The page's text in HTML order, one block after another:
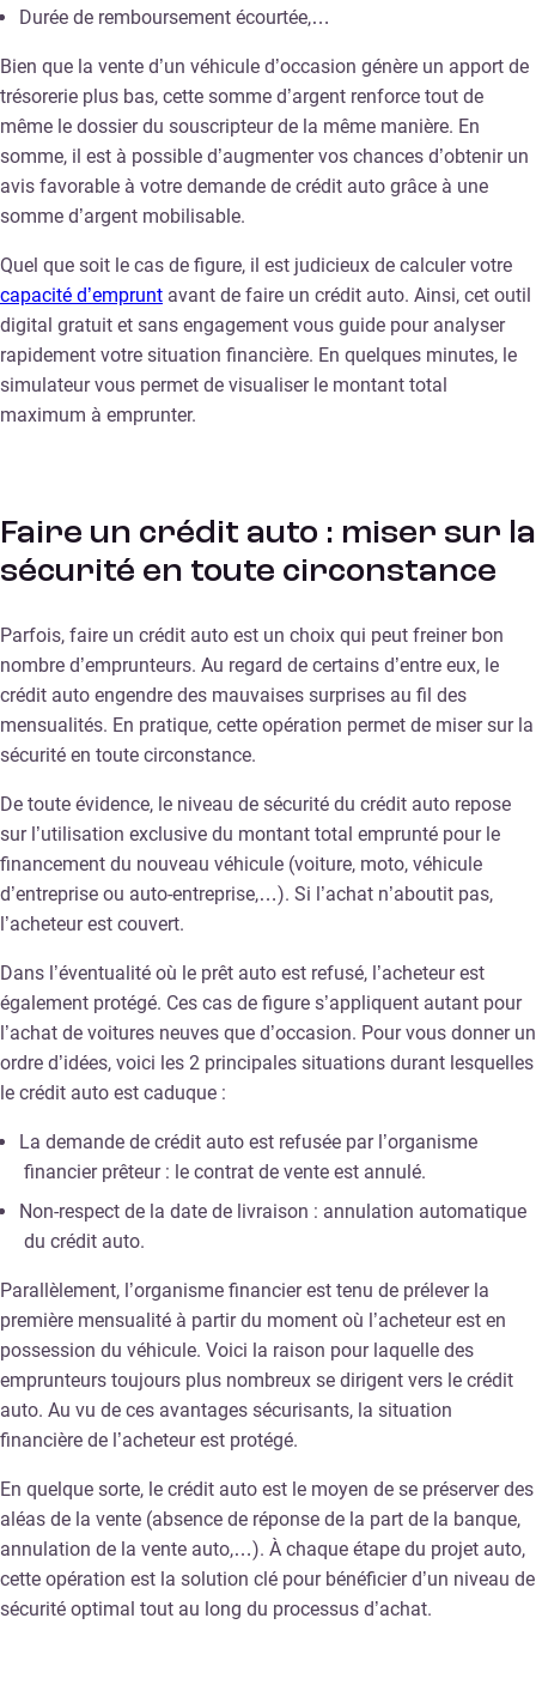
Durée de remboursement écourtée,…
Bien que la vente d’un véhicule d’occasion génère un apport de
trésorerie plus bas, cette somme d’argent renforce tout de
même le dossier du souscripteur de la même manière. En
somme, il est à possible d’augmenter vos chances d’obtenir un
avis favorable à votre demande de crédit auto grâce à une
somme d’argent mobilisable.
Quel que soit le cas de figure, il est judicieux de calculer votre
capacité d’emprunt avant de faire un crédit auto. Ainsi, cet outil
digital gratuit et sans engagement vous guide pour analyser
rapidement votre situation financière. En quelques minutes, le
simulateur vous permet de visualiser le montant total
maximum à emprunter.
Faire un crédit auto : miser sur la
sécurité en toute circonstance
Parfois, faire un crédit auto est un choix qui peut freiner bon
nombre d’emprunteurs. Au regard de certains d’entre eux, le
crédit auto engendre des mauvaises surprises au fil des
mensualités. En pratique, cette opération permet de miser sur la
sécurité en toute circonstance.
De toute évidence, le niveau de sécurité du crédit auto repose
sur l’utilisation exclusive du montant total emprunté pour le
financement du nouveau véhicule (voiture, moto, véhicule
d’entreprise ou auto-entreprise,…). Si l’achat n’aboutit pas,
l’acheteur est couvert.
Dans l’éventualité où le prêt auto est refusé, l’acheteur est
également protégé. Ces cas de figure s’appliquent autant pour
l’achat de voitures neuves que d’occasion. Pour vous donner un
ordre d’idées, voici les 2 principales situations durant lesquelles
le crédit auto est caduque :
La demande de crédit auto est refusée par l’organisme
financier prêteur : le contrat de vente est annulé.
Non-respect de la date de livraison : annulation automatique
du crédit auto.
Parallèlement, l’organisme financier est tenu de prélever la
première mensualité à partir du moment où l’acheteur est en
possession du véhicule. Voici la raison pour laquelle des
emprunteurs toujours plus nombreux se dirigent vers le crédit
auto. Au vu de ces avantages sécurisants, la situation
financière de l’acheteur est protégé.
En quelque sorte, le crédit auto est le moyen de se préserver des
aléas de la vente (absence de réponse de la part de la banque,
annulation de la vente auto,…). À chaque étape du projet auto,
cette opération est la solution clé pour bénéficier d’un niveau de
sécurité optimal tout au long du processus d’achat.